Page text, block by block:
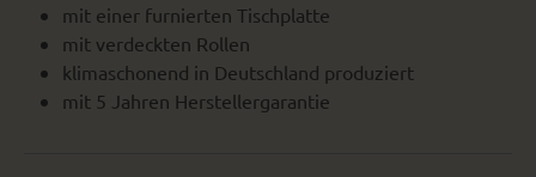
mit einer furnierten Tischplatte
mit verdeckten Rollen
klimaschonend in Deutschland produziert
mit 5 Jahren Herstellergarantie